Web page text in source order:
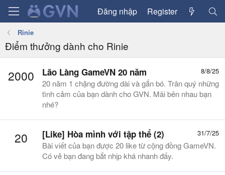
Đăng nhập Register
Rinie
Điểm thưởng dành cho Rinie
2000 8/8/25
Lão Làng GameVN 20 năm
20 năm 1 chặng đường dài và gắn bó. Trân quý những
tình cảm của bạn dành cho GVN. Mãi bên nhau bạn
nhé?
20 31/7/25
[Like] Hòa mình với tập thể (2)
Bài viết của bạn được 20 like từ cộng đồng GameVN.
Có vẻ bạn đang bắt nhịp khá nhanh đấy.